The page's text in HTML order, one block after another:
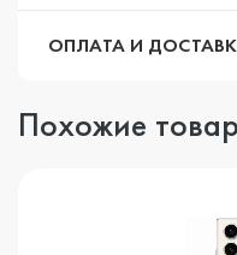
ОПЛАТА И
Похожие